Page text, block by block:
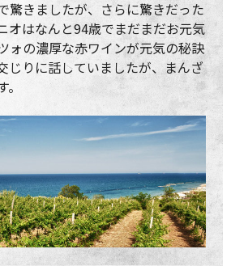
驚きましたが、さらに驚きだった
オはなんと94歳でまだまだお元気
ォの濃厚な赤ワインが元気の秘訣
じりに話していましたが、まんざ